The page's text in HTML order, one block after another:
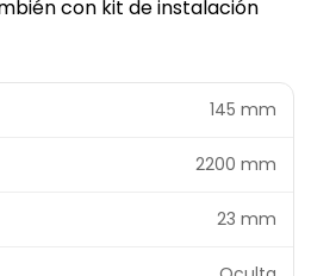
con kit de instalación
145 mm
2200 mm
23 mm